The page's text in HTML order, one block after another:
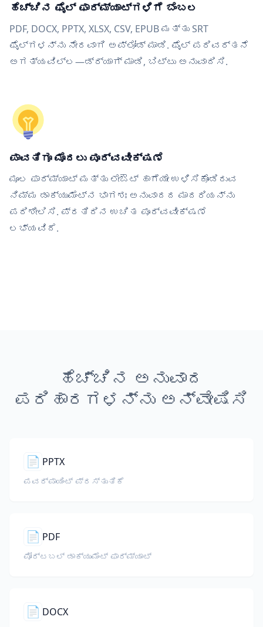
ಹೆಚ್ಚಿನ ಫೈಲ್ ಫಾರ್ಮ್ಯಾಟ್‌ಗಳಿಗೆ ಬೆಂಬಲ
PDF, DOCX, PPTX, XLSX, CSV, EPUB ಮತ್ತು SRT
ಫೈಲ್‌ಗಳನ್ನು ನೇರವಾಗಿ ಅಪ್ಲೋಡ್ ಮಾಡಿ. ಫೈಲ್ ಪರಿವರ್ತನೆ
ಅಗತ್ಯವಿಲ್ಲ—ಡ್ರ್ಯಾಗ್ ಮಾಡಿ, ಬಿಟ್ಟು ಅನುವಾದಿಸಿ.
ಪಾವತಿಗೂ ಮೊದಲು ಪೂರ್ವವೀಕ್ಷಣೆ
ಮೂಲ ಫಾರ್ಮ್ಯಾಟ್ ಮತ್ತು ಲೇಔಟ್ ಹಾಗೆಯೇ ಉಳಿಸಿಕೊಂಡಿರುವ
ನಿಮ್ಮ ಡಾಕ್ಯುಮೆಂಟ್‌ನ ಭಾಗಶಃ ಅನುವಾದದ ಮಾದರಿಯನ್ನು
ಪರಿಶೀಲಿಸಿ. ಪ್ರತಿದಿನ ಉಚಿತ ಪೂರ್ವವೀಕ್ಷಣೆ
ಲಭ್ಯವಿದೆ.
ಹೆಚ್ಚಿನ ಅನುವಾದ
ಪರಿಹಾರಗಳನ್ನು ಅನ್ವೇಷಿಸಿ
📄 PPTX
ಪವರ್‌ಪಾಯಿಂಟ್ ಪ್ರಸ್ತುತಿಕೆ
📄 PDF
ಪೋರ್ಟಬಲ್ ಡಾಕ್ಯುಮೆಂಟ್ ಫಾರ್ಮ್ಯಾಟ್
📄 DOCX